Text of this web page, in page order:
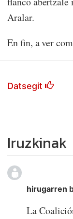
Aralar.
En fin, a ver
Datsegit
Iruzkinak
hirugarren
La